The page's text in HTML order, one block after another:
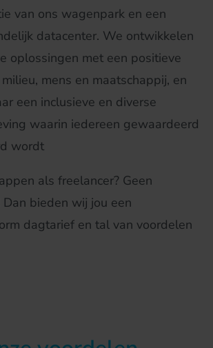
van ons wagenpark en een
datacenter. We ontwikkelen
oplossingen met een positieve
mens en maatschappij, en
een inclusieve en diverse
waarin iedereen gewaardeerd
wordt
als freelancer? Geen
bieden wij jou een
dagtarief en tal van voordelen